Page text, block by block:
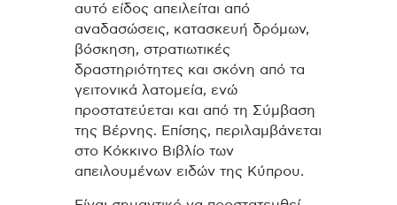
αυτό είδος απειλείται από
αναδασώσεις, κατασκευή δρόμων,
βόσκηση, στρατιωτικές
δραστηριότητες και σκόνη από τα
γειτονικά λατομεία, ενώ
προστατεύεται και από τη Σύμβαση
της Βέρνης. Επίσης, περιλαμβάνεται
στο Κόκκινο Βιβλίο των
απειλουμένων ειδών της Κύπρου.